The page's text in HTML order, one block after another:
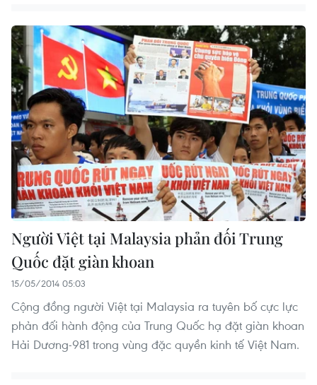
Người Việt tại Malaysia phản đối Trung
Quốc đặt giàn khoan
15/05/2014 05:03
Cộng đồng người Việt tại Malaysia ra tuyên bố cực lực
phản đối hành động của Trung Quốc hạ đặt giàn khoan
Hải Dương-981 trong vùng đặc quyền kinh tế Việt Nam.